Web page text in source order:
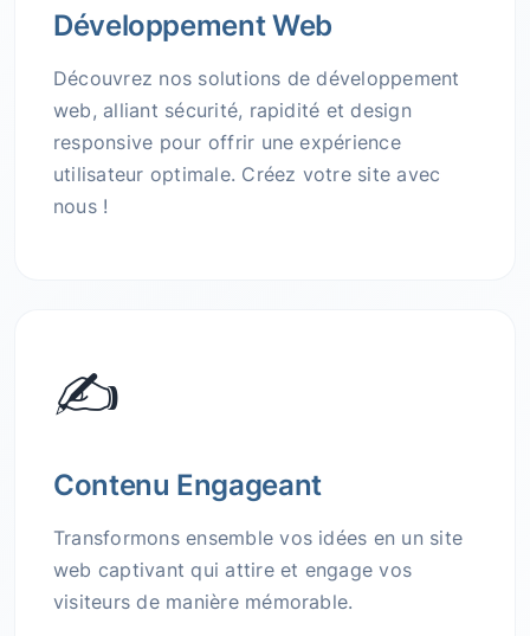
Développement Web
Découvrez nos solutions de développement
web, alliant sécurité, rapidité et design
responsive pour offrir une expérience
utilisateur optimale. Créez votre site avec
nous !
✍️
Contenu Engageant
Transformons ensemble vos idées en un site
web captivant qui attire et engage vos
visiteurs de manière mémorable.